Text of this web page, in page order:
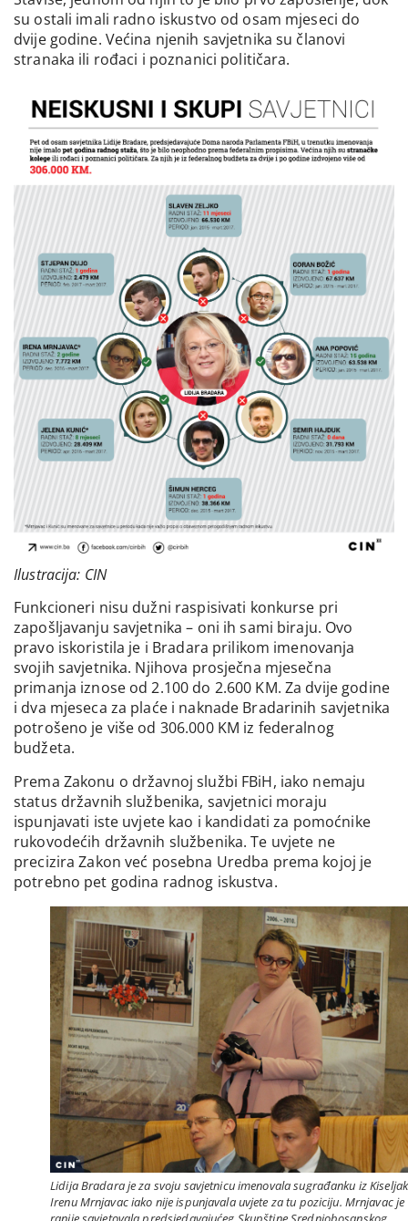
su ostali imali radno iskustvo od osam mjeseci do
dvije godine. Većina njenih savjetnika su članovi
stranaka ili rođaci i poznanici političara.
Ilustracija: CIN
Funkcioneri nisu dužni raspisivati konkurse pri
zapošljavanju savjetnika – oni ih sami biraju. Ovo
pravo iskoristila je i Bradara prilikom imenovanja
svojih savjetnika. Njihova prosječna mjesečna
primanja iznose od 2.100 do 2.600 KM. Za dvije godine
i dva mjeseca za plaće i naknade Bradarinih savjetnika
potrošeno je više od 306.000 KM iz federalnog
budžeta.
Prema Zakonu o državnoj službi FBiH, iako nemaju
status državnih službenika, savjetnici moraju
ispunjavati iste uvjete kao i kandidati za pomoćnike
rukovodećih državnih službenika. Te uvjete ne
precizira Zakon već posebna Uredba prema kojoj je
potrebno pet godina radnog iskustva.
Lidija Bradara je za svoju savjetnicu imenovala sugrađanku iz
Irenu Mrnjavac iako nije ispunjavala uvjete za tu poziciju. Mrnjavac je